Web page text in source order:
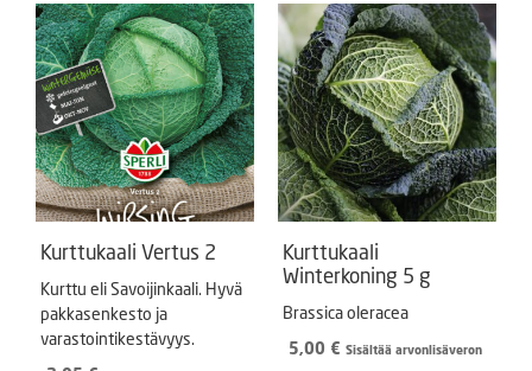
Kurttukaali Vertus 2
Kurttu eli Savoijinkaali. Hyvä
pakkasenkesto ja
varastointikestävyys.
Kurttukaali
Winterkoning 5 g
Brassica oleracea
5,00 € Sisältää arvonlisäveron